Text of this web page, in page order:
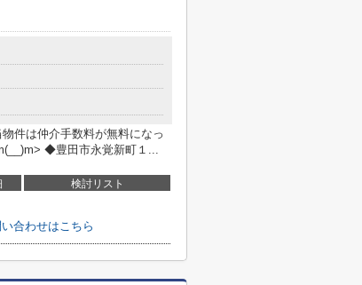
件は仲介手数料が無料になっ
◆豊田市永覚新町１...
検討リスト
合わせはこちら